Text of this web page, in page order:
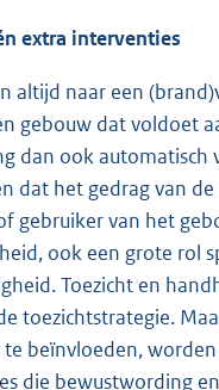
extra interventies
altijd naar een
gebouw dat voldoet
dan ook automatisch
dat het gedrag van
gebruiker van het
ook een grote rol
Toezicht en
toezichtstrategie.
te beïnvloeden,
die bewustwording